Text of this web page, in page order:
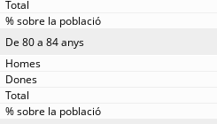
De 80 a 84 anys